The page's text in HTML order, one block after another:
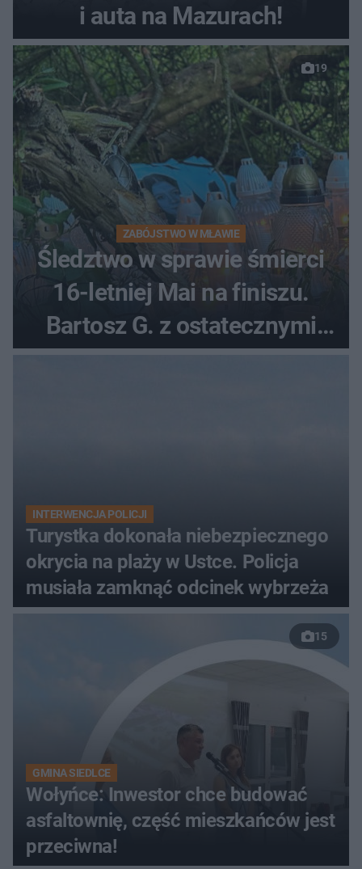
i auta na Mazurach!
19
ZABÓJSTWO W MŁAWIE
Śledztwo w sprawie śmierci
16-letniej Mai na finiszu.
Bartosz G. z ostatecznymi
zarzutami
INTERWENCJA POLICJI
Turystka dokonała niebezpiecznego
okrycia na plaży w Ustce. Policja
musiała zamknąć odcinek wybrzeża
15
GMINA SIEDLCE
Wołyńce: Inwestor chce budować
asfaltownię, część mieszkańców jest
przeciwna!